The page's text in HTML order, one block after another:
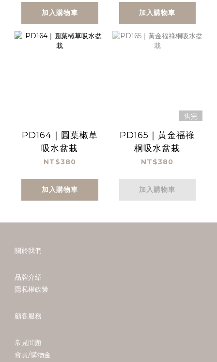
加入購物車 加入購物車
PD164｜圓葉椒草
吸水盆栽
NT$380
加入購物車
售完
PD165｜黃金福祿
桐吸水盆栽
NT$380
加入購物車
關於我們
品牌介紹
隱私權政策
顧客服務
常見問題
會員/購物金